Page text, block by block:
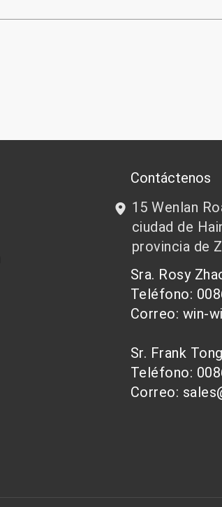
Contáctenos
15 Wenlan
ciudad de
provincia de
Sra. Rosy
Teléfono:
Correo: win-
Sr. Frank Tong
Teléfono:
Correo: